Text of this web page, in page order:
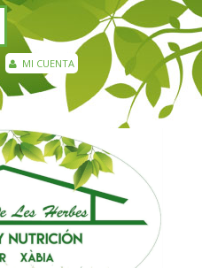
MI CUENTA